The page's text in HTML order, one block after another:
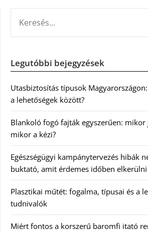
Legutóbbi bejegyzések
Utasbiztosítás típusok
a lehetőségek között?
Blankoló fogó fajták egyszerűen: mikor
mikor a kézi?
Egészségügyi kampánytervezés hibák
buktató, amit érdemes időben elkerülni
Plasztikai műtét: fogalma, típusai és a
tudnivalók
Miért fontos a korszerű baromfi itató